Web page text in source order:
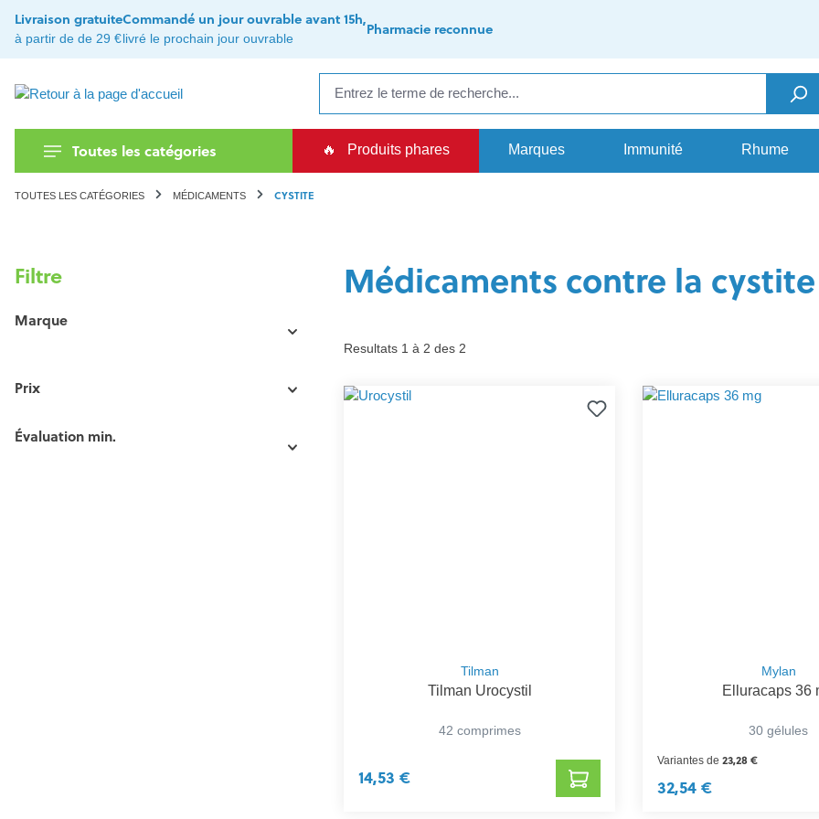
Passer à la navigation principale
Livraison gratuite
à partir de de 29 €
Commandé un jour ouvrable avant 15h,
livré le prochain jour ouvrable
Pharmacie reconnue
Toutes les catégories 🔥 Produits phares Marques Immunité Rhume
TOUTES LES CATÉGORIES MÉDICAMENTS CYSTITE
Filtre
Marque
Prix
Évaluation min.
Médicaments contre la cystite
Resultats 1 à 2 des 2
Tilman
Tilman Urocystil
42 comprimes
14,53 €
Mylan
Elluracaps 36
30 gélules
Variantes de23,28 €
32,54 €